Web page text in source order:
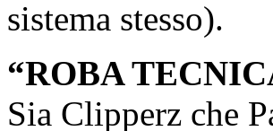
sistema stesso).
“ROBA
Sia Clipperz che